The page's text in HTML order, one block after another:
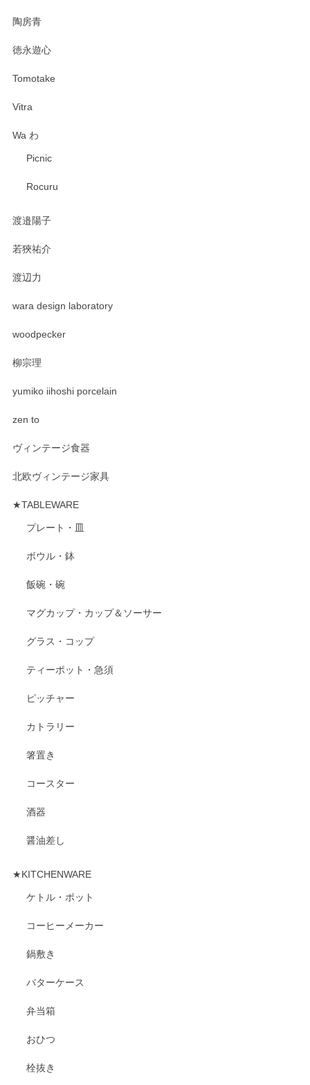
陶房青
徳永遊心
Tomotake
Vitra
Wa わ
Picnic
Rocuru
渡邉陽子
若狹祐介
渡辺力
wara design laboratory
woodpecker
柳宗理
yumiko iihoshi porcelain
zen to
ヴィンテージ食器
北欧ヴィンテージ家具
★TABLEWARE
プレート・皿
ボウル・鉢
飯碗・碗
マグカップ・カップ＆ソーサー
グラス・コップ
ティーポット・急須
ピッチャー
カトラリー
箸置き
コースター
酒器
醤油差し
★KITCHENWARE
ケトル・ポット
コーヒーメーカー
鍋敷き
バターケース
弁当箱
おひつ
栓抜き